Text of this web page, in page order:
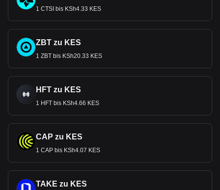
1 CTSI bis KSh4.33 KES
ZBT zu KES
1 ZBT bis KSh20.33 KES
HFT zu KES
1 HFT bis KSh4.66 KES
CAP zu KES
1 CAP bis KSh4.07 KES
TAKE zu KES